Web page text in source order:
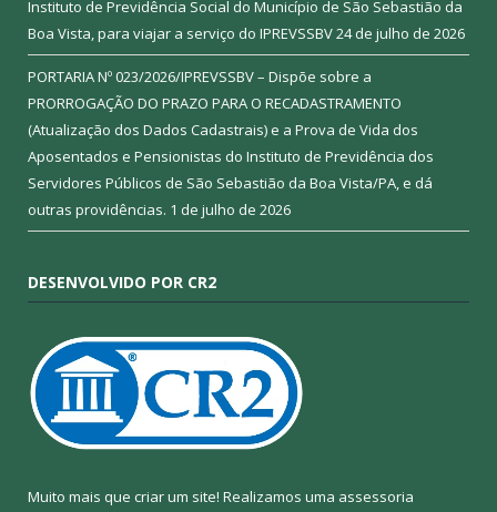
Instituto de Previdência Social do Município de São Sebastião da
Boa Vista, para viajar a serviço do IPREVSSBV24 de julho de 2026
PORTARIA Nº 023/2026/IPREVSSBV – Dispõe sobre a
PRORROGAÇÃO DO PRAZO PARA O RECADASTRAMENTO
(Atualização dos Dados Cadastrais) e a Prova de Vida dos
Aposentados e Pensionistas do Instituto de Previdência dos
Servidores Públicos de São Sebastião da Boa Vista/PA, e dá
outras providências. 1 de julho de 2026
DESENVOLVIDO POR CR2
Muito mais que criar um site! Realizamos uma assessoria